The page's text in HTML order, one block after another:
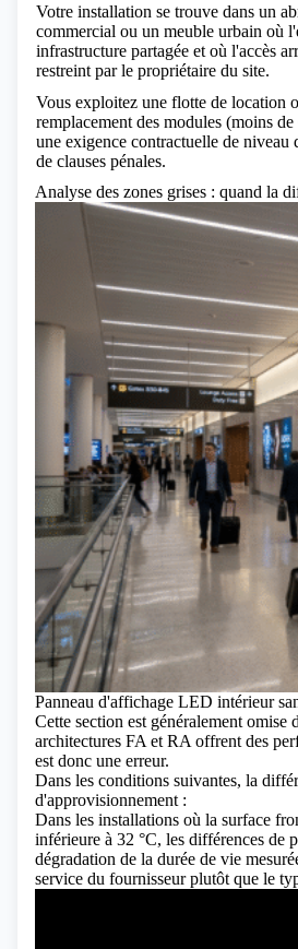
Votre installation se trouve dans un
commercial ou un meuble urbain où
infrastructure partagée et où l'accès
restreint par le propriétaire du site.
Vous exploitez une flotte de location
remplacement des modules (moins
une exigence contractuelle de niveau
de clauses pénales.
Analyse des zones grises : quand la
Panneau d'affichage LED intérieur
Cette section est généralement
architectures FA et RA offrent des
est donc une erreur.
Dans les conditions suivantes, la
d'approvisionnement :
Dans les installations où la surface
inférieure à 32 °C, les différences de
dégradation de la durée de vie
service du fournisseur plutôt que le